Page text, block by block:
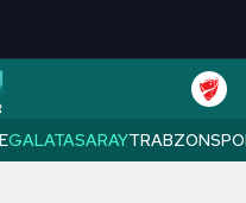
GALATASARAY